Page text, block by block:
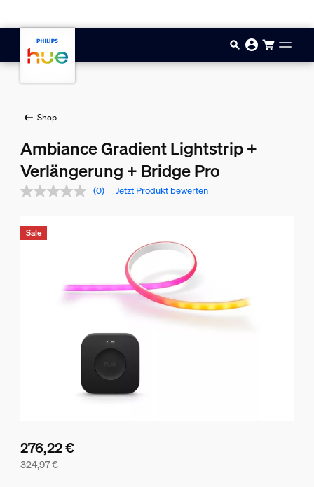
Shop
Ambiance Gradient Lightstrip +
Verlängerung + Bridge Pro
(0) Jetzt Produkt bewerten
324,97 €
276,22 €
Sale